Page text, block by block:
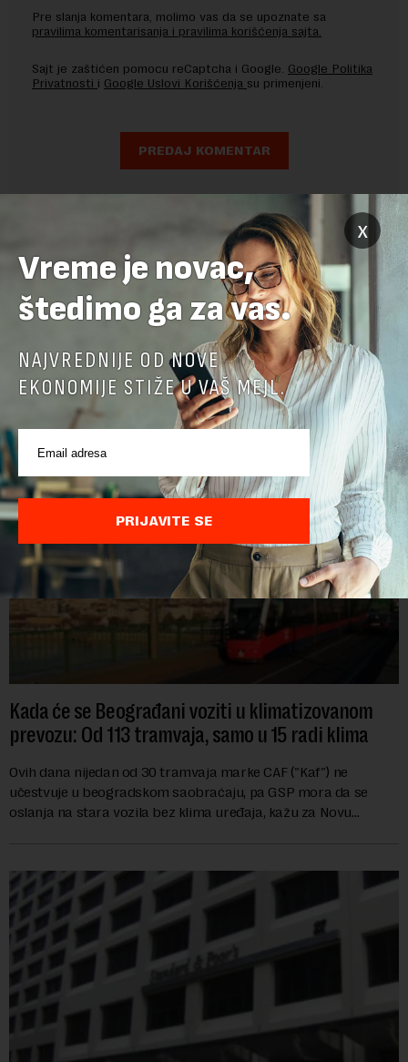
Pre slanja komentara, molimo vas da se upoznate sa
pravilima komentarisanja i pravilima korišćenja sajta.
Sajt je zaštićen pomocu reCaptcha i Google. Google Politika
Privatnosti i Google Uslovi Korišćenja su primenjeni.
POVEZANI SADRŽAJI
Kada će se Beograđani voziti u klimatizovanom
prevozu: Od 113 tramvaja, samo u 15 radi klima
Ovih dana nijedan od 30 tramvaja marke CAF ("Kaf") ne
učestvuje u beogradskom saobraćaju, pa GSP mora da se
oslanja na stara vozila bez klima uređaja, kažu za Novu
x
Vreme je novac,
štedimo ga za vas.
NAJVREDNIJE OD NOVE
EKONOMIJE STIŽE U VAŠ MEJL.
PRIJAVITE SE